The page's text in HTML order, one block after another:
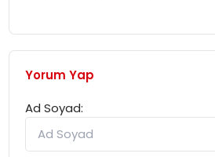
Yorum Yap
Ad Soyad: